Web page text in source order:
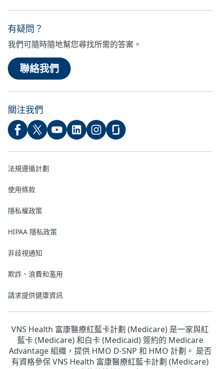
有疑問？
我們可隨時隨地幫您尋找所需的答案。
聯絡我們
關注我們
法規遵循計劃
使用條款
隱私權政策
HIPAA 隱私政策
非歧視通知
欺詐、浪費和濫用
請求提供健康資訊
VNS Health 富康醫療紅藍卡計劃 (Medicare) 是一家與紅
藍卡 (Medicare) 和白卡 (Medicaid) 簽約的 Medicare
Advantage 組織，提供 HMO D-SNP 和 HMO 計劃。 是否
有資格參保 VNS Health 富康醫療紅藍卡計劃 (Medicare)